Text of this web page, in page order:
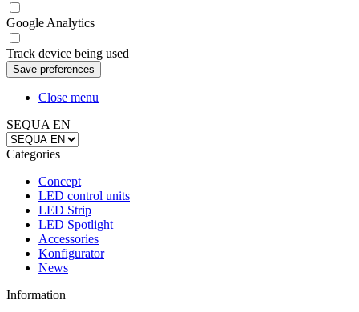
Google Analytics
Track device being used
Close menu
SEQUA EN
Categories
Concept
LED control units
LED Strip
LED Spotlight
Accessories
Konfigurator
News
Information